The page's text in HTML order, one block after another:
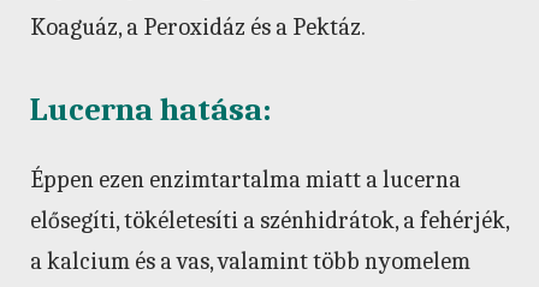
Koaguáz, a Peroxidáz és a Pektáz.
Lucerna hatása:
Éppen ezen enzimtartalma miatt a lucerna
elősegíti, tökéletesíti a szénhidrátok, a fehérjék,
a kalcium és a vas, valamint több nyomelem